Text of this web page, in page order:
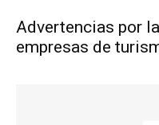
Advertencias por
empresas de